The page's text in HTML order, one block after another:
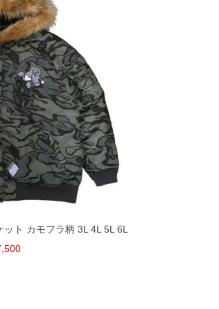
ト カモフラ柄 3L 4L 5L 6L